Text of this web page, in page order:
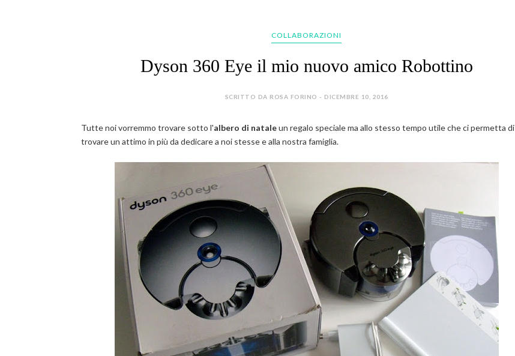
COLLABORAZIONI
Dyson 360 Eye il mio nuovo amico Robottino
SCRITTO DA ROSA FORINO - DICEMBRE 10, 2016
Tutte noi vorremmo trovare sotto l'albero di nataleun regalo speciale ma allo stesso tempo utile che ci permetta di
trovare un attimo in più da dedicare a noi stesse e alla nostra famiglia.